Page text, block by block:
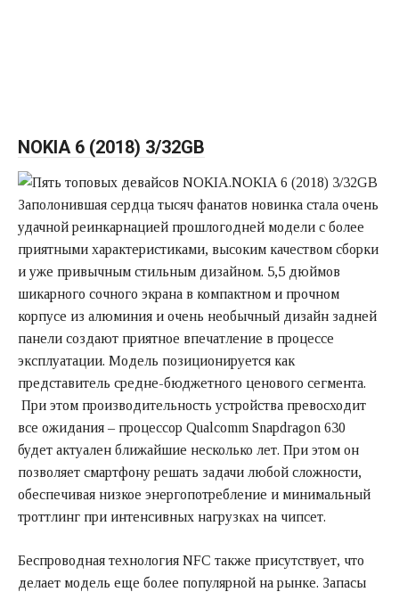
NOKIA 6 (2018) 3/32GB
Заполонившая сердца тысяч фанатов новинка стала очень
удачной реинкарнацией прошлогодней модели с более
приятными характеристиками, высоким качеством сборки
и уже привычным стильным дизайном. 5,5 дюймов
шикарного сочного экрана в компактном и прочном
корпусе из алюминия и очень необычный дизайн задней
панели создают приятное впечатление в процессе
эксплуатации. Модель позиционируется как
представитель средне-бюджетного ценового сегмента.
При этом производительность устройства превосходит
все ожидания – процессор Qualcomm Snapdragon 630
будет актуален ближайшие несколько лет. При этом он
позволяет смартфону решать задачи любой сложности,
обеспечивая низкое энергопотребление и минимальный
троттлинг при интенсивных нагрузках на чипсет.
Беспроводная технология NFC также присутствует, что
делает модель еще более популярной на рынке. Запасы